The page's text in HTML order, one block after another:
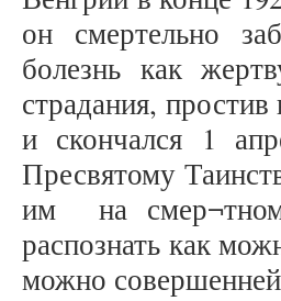
он смертельно
болезнь как
страдания,
и скончался 1
Пресвятому
им на
распознать как
можно